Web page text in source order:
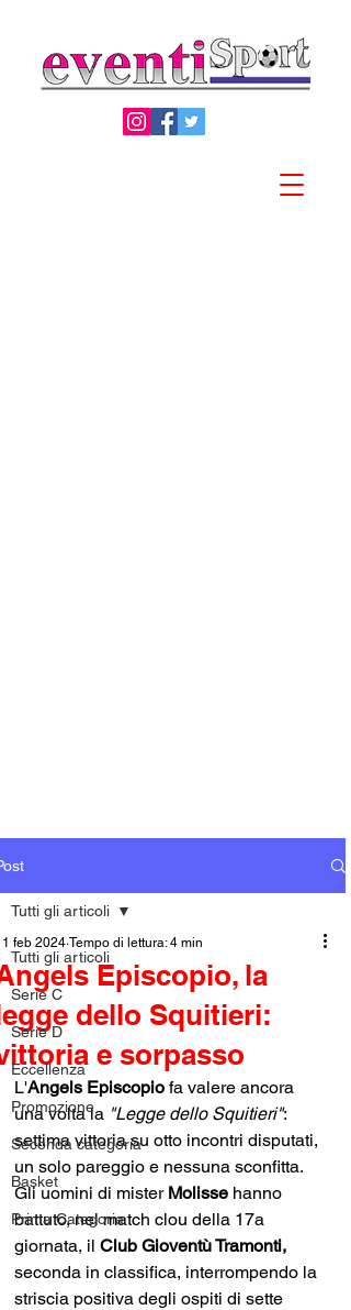
Tutti gli articoli
Serie C
Serie D
Eccellenza
Promozione
Seconda categoria
Basket
Prima Categoria
Tutti gli articoli
Episcopio, la
dello Squitieri:
e sorpasso
feb 2024 Tempo di lettura: 4 min
L'Angels Episcopio fa valere ancora
una volta la "Legge dello Squitieri":
settima vittoria su otto incontri disputati,
un solo pareggio e nessuna sconfitta.
Gli uomini di mister Molisse hanno
battuto, nel match clou della 17a
giornata, il Club Gioventù Tramonti,
seconda in classifica, interrompendo la
striscia positiva degli ospiti di sette